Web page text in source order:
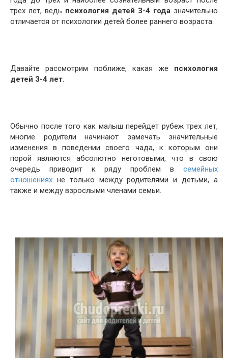
трех лет, ведь психология детей 3-4 года значительно
отличается от психологии детей более раннего возраста.
Давайте рассмотрим поближе, какая же психология
детей 3-4 лет.
Обычно после того как малыш перейдет рубеж трех лет,
многие родители начинают замечать значительные
изменения в поведении своего чада, к которым они
порой являются абсолютно неготовыми, что в свою
очередь приводит к ряду проблем в семейных
отношениях не только между родителями и детьми, а
также и между взрослыми членами семьи.